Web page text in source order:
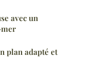
avec un
plan adapté et